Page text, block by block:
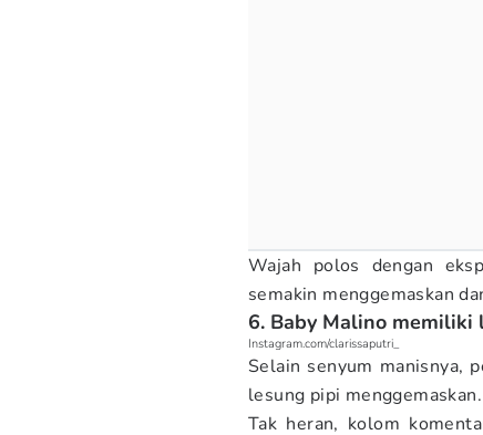
Wajah polos dengan
semakin menggemaskan
6. Baby Malino memiliki
Instagram.com/clarissaputri_
Selain senyum manisnya,
lesung pipi menggemaskan.
Tak heran, kolom